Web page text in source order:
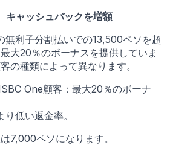
ャッシュバックを増額
無利子分割払いでの13,500ペソを超
大20％のボーナスを提供していま
の種類によって異なります。
One顧客：最大20％のボーナ
低い返金率。
7,000ペソになります。